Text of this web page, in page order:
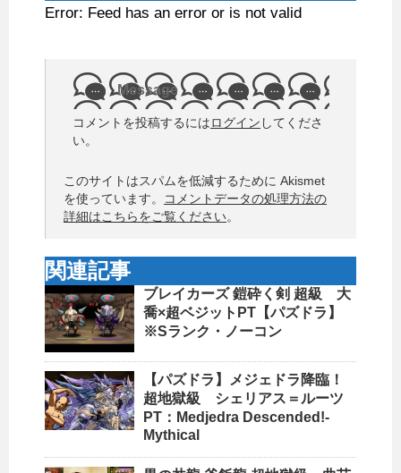
Error: Feed has an error or is not valid
Message
コメントを投稿するにはログイン してくださ
い。
このサイトはスパムを低減するために Akismet
を使っています。
コメントデータの処理方法の
詳細はこちらをご覧ください。
関連記事
ブレイカーズ 鎧砕く剣 超級 大
喬×超ベジットPT【パズドラ】
※Sランク・ノーコン
【パズドラ】メジェドラ降臨！
超地獄級 シェリアス＝ルーツ
PT：Medjedra Descended!-
Mythical